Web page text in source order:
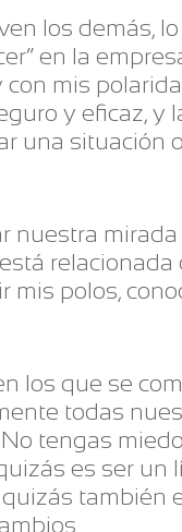
los demás,
en la
mis
y eficaz, y
una situación
nuestra
mis polos,
los que se
todas
tengas
es ser un
también